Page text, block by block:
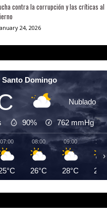
contra la corrupción y las críticas al
24, 2026
Santo Domingo
Nublado
90% 762 mmHg
07:00 08:00
26°C
09:00
28°C
10:00
29°C
›